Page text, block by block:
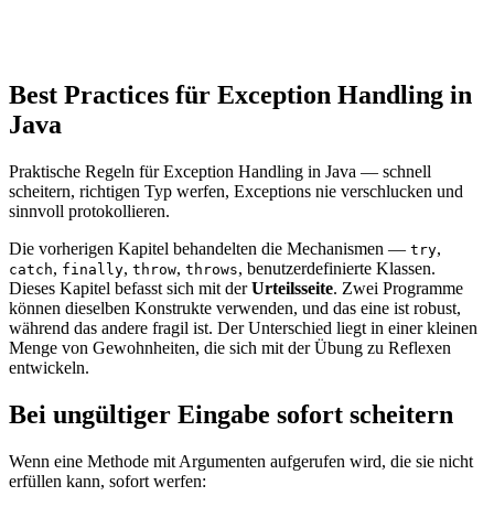
Best Practices für Exception Handling in
Java
Praktische Regeln für Exception Handling in Java — schnell
scheitern, richtigen Typ werfen, Exceptions nie verschlucken und
sinnvoll protokollieren.
Die vorherigen Kapitel behandelten die Mechanismen — try,
catch, finally, throw, throws, benutzerdefinierte Klassen.
Dieses Kapitel befasst sich mit derUrteilsseite. Zwei Programme
können dieselben Konstrukte verwenden, und das eine ist robust,
während das andere fragil ist. Der Unterschied liegt in einer kleinen
Menge von Gewohnheiten, die sich mit der Übung zu Reflexen
entwickeln.
Bei ungültiger Eingabe sofort scheitern
Wenn eine Methode mit Argumenten aufgerufen wird, die sie nicht
erfüllen kann, sofort werfen: